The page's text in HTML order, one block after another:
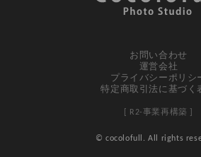
お問い合わせ
運営会社
プライバシーポリシ
特定商取引法に基づく
[ R2-事業再構築 ]
© cocolofull. All rights